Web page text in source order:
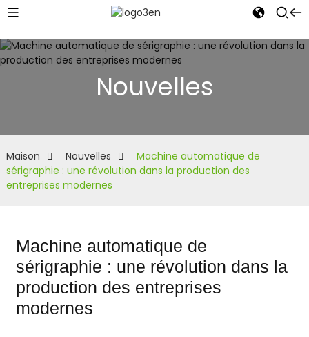
Nouvelles
Maison Nouvelles
Machine automatique de
sérigraphie : une révolution dans la production des
entreprises modernes
Machine automatique de
sérigraphie : une révolution dans la
production des entreprises
modernes